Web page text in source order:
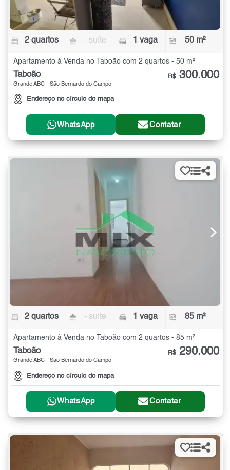
2 quartos - suíte 1 vaga 50 m²
Apartamento à Venda no Taboão com 2 quartos - 50 m²
Taboão
Grande ABC - São Bernardo do Campo
Endereço no círculo do mapa
R$ 300.000
WhatsApp Contatar
2 quartos - suíte 1 vaga 85 m²
Apartamento à Venda no Taboão com 2 quartos - 85 m²
Taboão
Grande ABC - São Bernardo do Campo
Endereço no círculo do mapa
R$ 290.000
WhatsApp Contatar